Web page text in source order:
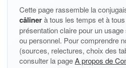
Cette page rassemble la
câlinerà tous les temps et à
présentation claire pour un
ou personnel. Pour comprendre
(sources, relectures, choix des
consulter la pageA propos de